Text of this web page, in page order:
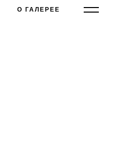
О ГАЛЕРЕЕ